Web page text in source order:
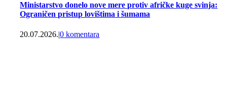
Ministarstvo donelo nove mere protiv afričke kuge svinja:
Ograničen pristup lovištima i šumama
20.07.2026.|0 komentara